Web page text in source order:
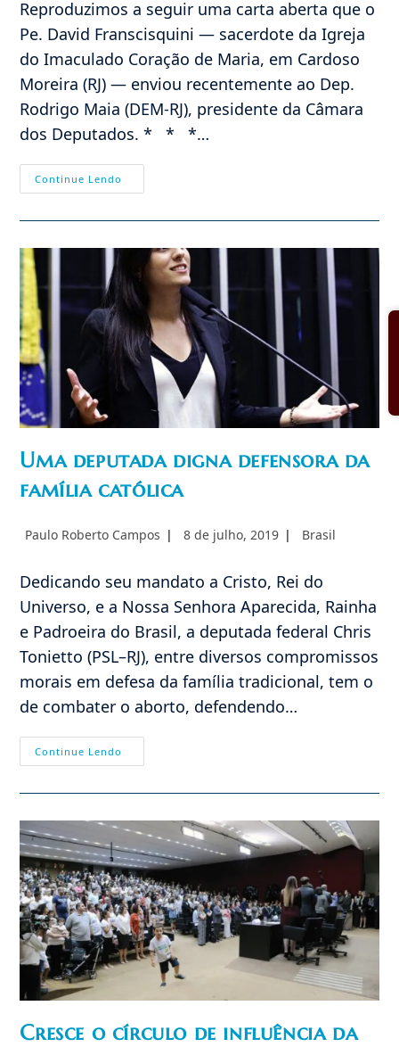
Reproduzimos a seguir uma carta aberta que o
Pe. David Franscisquini — sacerdote da Igreja
do Imaculado Coração de Maria, em Cardoso
Moreira (RJ) — enviou recentemente ao Dep.
Rodrigo Maia (DEM-RJ), presidente da Câmara
dos Deputados. * * *…
Continue Lendo
Aberta
Excelentíssimo
Câmara
Uma deputada digna defensora da
família católica
Autor
Paulo Roberto Campos
Post
8 de julho, 2019
Categoria
Brasil
Dedicando seu mandato a Cristo, Rei do
Universo, e a Nossa Senhora Aparecida, Rainha
e Padroeira do Brasil, a deputada federal Chris
Tonietto (PSL–RJ), entre diversos compromissos
morais em defesa da família tradicional, tem o
de combater o aborto, defendendo…
Continue Lendo
Deputada
Defensora
Católica
Cresce o círculo de influência da